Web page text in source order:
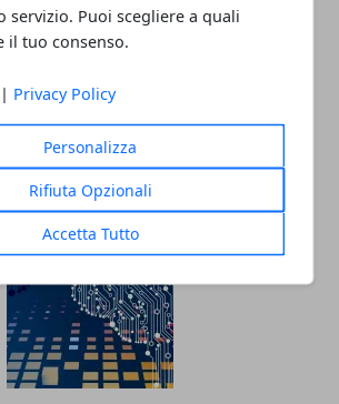
servizio. Puoi scegliere a quali
il tuo consenso.
| Privacy Policy
Personalizza
Rifiuta Opzionali
Accetta Tutto
innovazione sociale: un